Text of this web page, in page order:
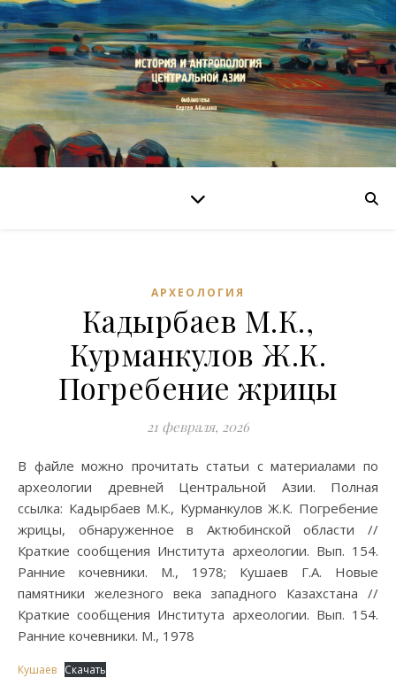
АРХЕОЛОГИЯ
Кадырбаев М.К.,
Курманкулов Ж.К.
Погребение жрицы
21 февраля, 2026
В файле можно прочитать статьи с материалами по
археологии древней Центральной Азии. Полная
ссылка: Кадырбаев М.К., Курманкулов Ж.К. Погребение
жрицы, обнаруженное в Актюбинской области //
Краткие сообщения Института археологии. Вып. 154.
Ранние кочевники. М., 1978; Кушаев Г.А. Новые
памятники железного века западного Казахстана //
Краткие сообщения Института археологии. Вып. 154.
Ранние кочевники. М., 1978
Кушаев Скачать